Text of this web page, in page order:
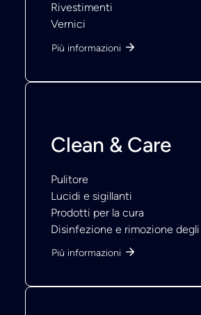
Rivestimenti
Vernici
Più informazioni
Clean & Care
Pulitore
Lucidi e sigillanti
Prodotti per la cura
Disinfezione e rimozione
Più informazioni